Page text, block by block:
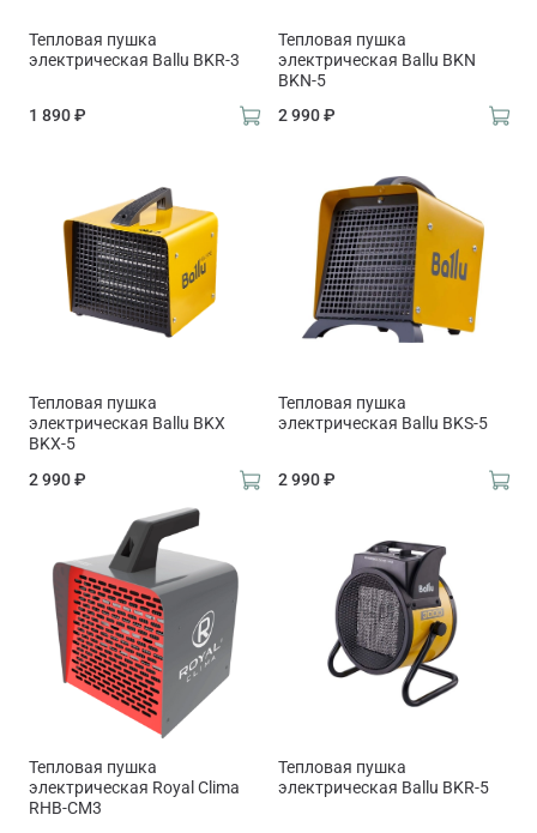
Тепловая пушка
электрическая Ballu BKR-3
1 890 ₽
Тепловая пушка
электрическая Ballu BKN
BKN-5
2 990 ₽
Тепловая пушка
электрическая Ballu BKX
BKX-5
2 990 ₽
Тепловая пушка
электрическая Ballu BKS-5
2 990 ₽
Тепловая пушка
электрическая Royal Clima
RHB-CM3
Тепловая пушка
электрическая Ballu BKR-5